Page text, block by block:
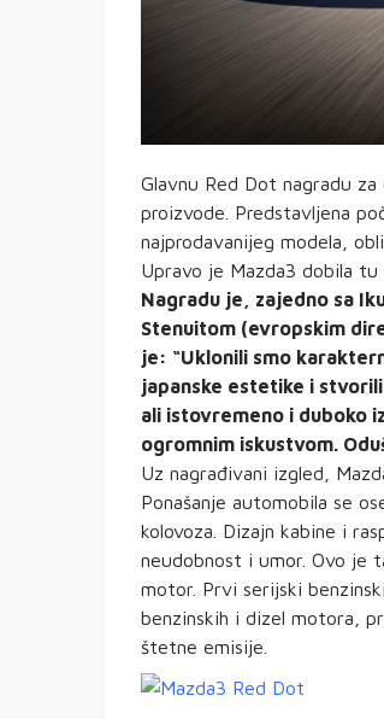
Glavnu Red Dot nagradu
proizvode. Predstavljena
najprodavanijeg modela,
Upravo je Mazda3 dobila tu
Nagradu je, zajedno sa
Stenuitom (evropskim
je: “Uklonili smo
japanske estetike i
ali istovremeno i duboko
ogromnim iskustvom.
Uz nagrađivani izgled,
Ponašanje automobila se
kolovoza. Dizajn kabine i
neudobnost i umor. Ovo je
motor. Prvi serijski
benzinskih i dizel motora,
štetne emisije.